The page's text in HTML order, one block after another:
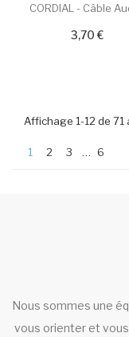
CORDIAL - Câble
3,70 €
Affichage 1-12 de 71
1 2 3 … 6
Nous sommes une
vous orienter et